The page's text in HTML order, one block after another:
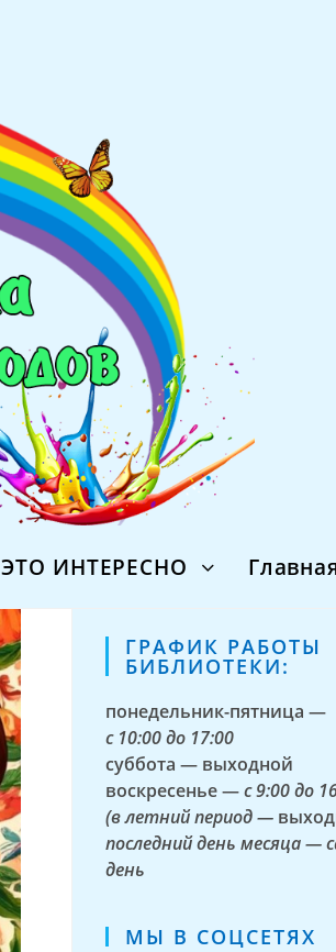
ЭТО ИНТЕРЕСНО
ГРАФИК РАБОТЫ
БИБЛИОТЕКИ:
понедельник-пятница —
с 10:00 до 17:00
суббота — выходной
воскресенье —с 9:00 до
(в летний период —
последний день месяца —
день
МЫ В СОЦСЕТЯХ